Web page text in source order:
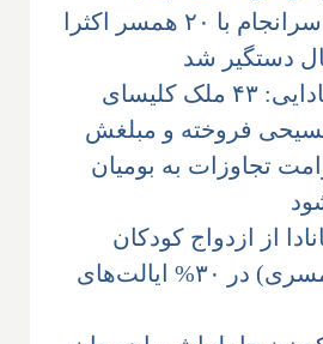
آمریکایی سرانجام با ۲۰ همسر اکثرا
دادگاه کانادایی: ۴۳ ملک کلیسای
فروخته و مبلغش
تجاوزات به بومیان
از ازدواج کودکان
(کودک همسری) در ۳۰% ایالت‌های